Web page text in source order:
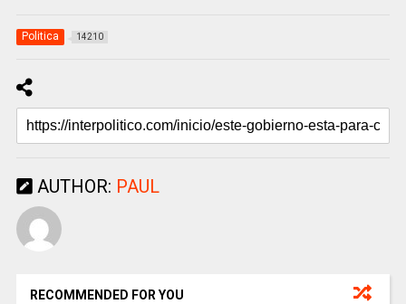
Politica 14210
AUTHOR: PAUL
RECOMMENDED FOR YOU